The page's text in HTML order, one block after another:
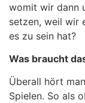
womit wir dann
setzen, weil wir
es zu sein hat?
Was braucht
Überall hört
Spielen. So als